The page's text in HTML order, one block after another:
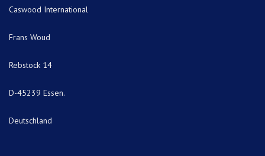
Caswood International
Frans Woud
Rebstock 14
D-45239 Essen.
Deutschland